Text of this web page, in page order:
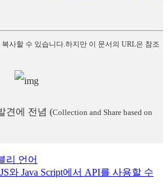
사할 수 있습니다.하지만 이 문서의 URL은 참조
견에 전념 (Collection and Share based on
리 언어
와 Java Script에서 API를 사용할 수